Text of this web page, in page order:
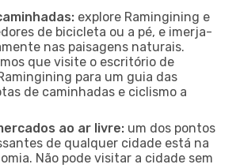
explore Ramingining e
de bicicleta ou a pé, e imerja-
nas paisagens naturais.
que visite o escritório de
para um guia das
de caminhadas e ciclismo a
ao ar livre: um dos pontos
de qualquer cidade está na
Não pode visitar a cidade sem